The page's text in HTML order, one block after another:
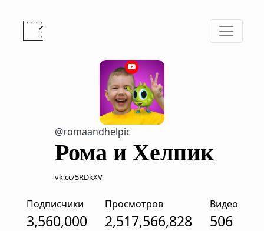
@romaandhelpic
Рома и Хелпик
vk.cc/5RDkXV
Подписчики
3,560,000
Просмотров
2,517,566,828
Видео
506